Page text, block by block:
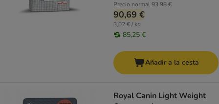
Precio normal93,98 €
90,69 €
3,02 € / kg
85,25 €
Añadir a la cesta
Royal Canin Light Weight